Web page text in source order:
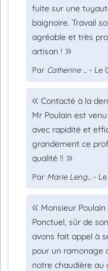
fuite sur une
baignoire. Travail
agréable et très
artisan !
Par Catherine ... - Le
Contacté à la
Mr Poulain est
avec rapidité et
grandement ce
qualité !!
Par Marie Leng... -
Monsieur
Ponctuel, sûr de
avons fait appel à
pour un ramonage
notre chaudière au